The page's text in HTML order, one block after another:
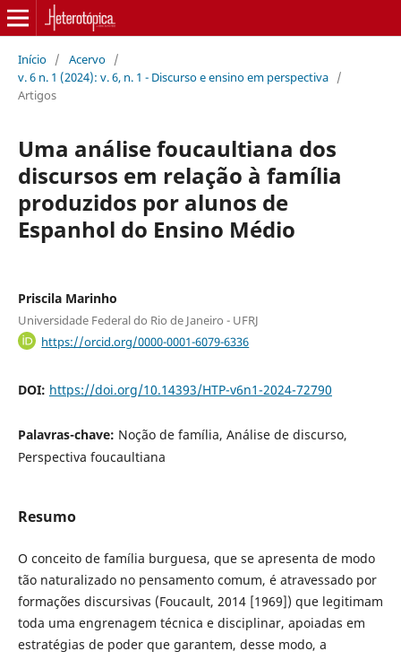
Início / Acervo /
v. 6 n. 1 (2024): v. 6, n. 1 - Discurso e ensino em perspectiva /
Artigos
Uma análise foucaultiana dos
discursos em relação à família
produzidos por alunos de
Espanhol do Ensino Médio
Priscila Marinho
Universidade Federal do Rio de Janeiro - UFRJ
https://orcid.org/0000-0001-6079-6336
DOI: https://doi.org/10.14393/HTP-v6n1-2024-72790
Palavras-chave: Noção de família, Análise de discurso,
Perspectiva foucaultiana
Resumo
O conceito de família burguesa, que se apresenta de modo
tão naturalizado no pensamento comum, é atravessado por
formações discursivas (Foucault, 2014 [1969]) que legitimam
toda uma engrenagem técnica e disciplinar, apoiadas em
estratégias de poder que garantem, desse modo, a